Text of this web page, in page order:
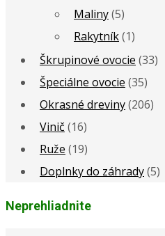
Maliny(5)
Rakytník(1)
Škrupinové ovocie (33)
Špeciálne ovocie (35)
Okrasné dreviny(206)
Vinič (16)
Ruže (19)
Doplnky do záhrady(5)
Neprehliadnite